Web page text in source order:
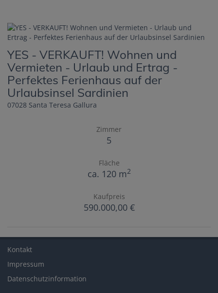
YES - VERKAUFT! Wohnen und
Vermieten - Urlaub und Ertrag -
Perfektes Ferienhaus auf der
Urlaubsinsel Sardinien
07028 Santa Teresa Gallura
Zimmer
5
Fläche
ca. 120 m2
Kaufpreis
590.000,00 €
Kontakt
Impressum
Datenschutzinformation